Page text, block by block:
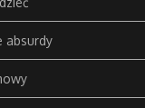
absurdy